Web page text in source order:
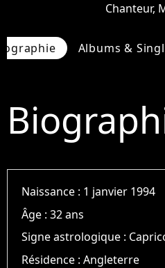
Chanteur,
Albums &
Naissance : 1 janvier 1994
Âge :32 ans
Signe astrologique :
Résidence :Angleterre